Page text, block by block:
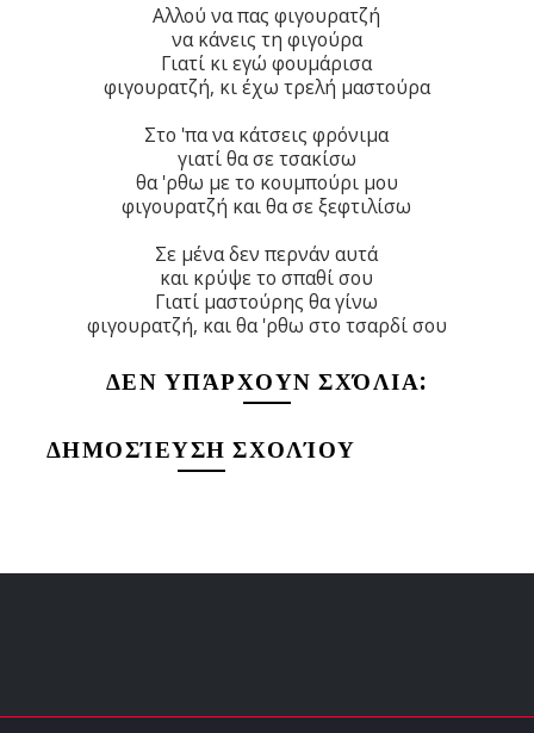
Αλλού να πας φιγουρατζή
να κάνεις τη φιγούρα
Γιατί κι εγώ φουμάρισα
φιγουρατζή, κι έχω τρελή μαστούρα
Στο 'πα να κάτσεις φρόνιμα
γιατί θα σε τσακίσω
θα 'ρθω με το κουμπούρι μου
φιγουρατζή και θα σε ξεφτιλίσω
Σε μένα δεν περνάν αυτά
και κρύψε το σπαθί σου
Γιατί μαστούρης θα γίνω
φιγουρατζή, και θα 'ρθω στο τσαρδί σου
ΔΕΝ ΥΠΆΡΧΟΥΝ ΣΧΌΛΙΑ:
ΔΗΜΟΣΊΕΥΣΗ ΣΧΟΛΊΟΥ